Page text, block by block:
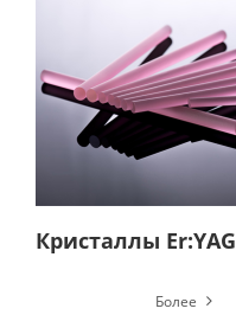
Кристаллы Er:YAG
Более